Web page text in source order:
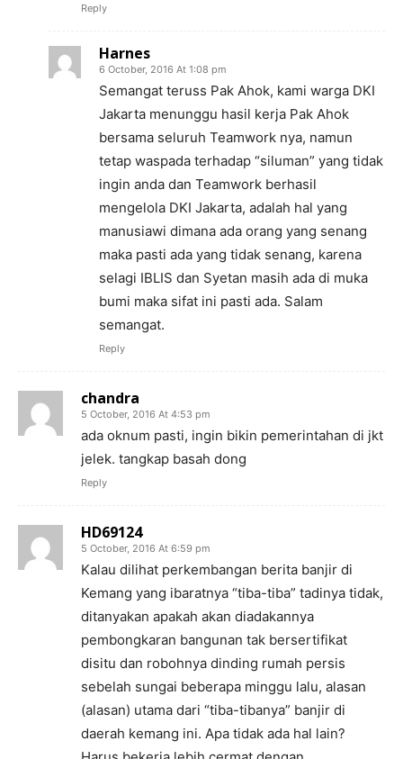
Reply
Harnes
6 October, 2016 At 1:08 pm
Semangat teruss Pak Ahok, kami warga DKI
Jakarta menunggu hasil kerja Pak Ahok
bersama seluruh Teamwork nya, namun
tetap waspada terhadap “siluman” yang tidak
ingin anda dan Teamwork berhasil
mengelola DKI Jakarta, adalah hal yang
manusiawi dimana ada orang yang senang
maka pasti ada yang tidak senang, karena
selagi IBLIS dan Syetan masih ada di muka
bumi maka sifat ini pasti ada. Salam
semangat.
Reply
chandra
5 October, 2016 At 4:53 pm
ada oknum pasti, ingin bikin pemerintahan di jkt
jelek. tangkap basah dong
Reply
HD69124
5 October, 2016 At 6:59 pm
Kalau dilihat perkembangan berita banjir di
Kemang yang ibaratnya “tiba-tiba” tadinya tidak,
ditanyakan apakah akan diadakannya
pembongkaran bangunan tak bersertifikat
disitu dan robohnya dinding rumah persis
sebelah sungai beberapa minggu lalu, alasan
(alasan) utama dari “tiba-tibanya” banjir di
daerah kemang ini. Apa tidak ada hal lain?